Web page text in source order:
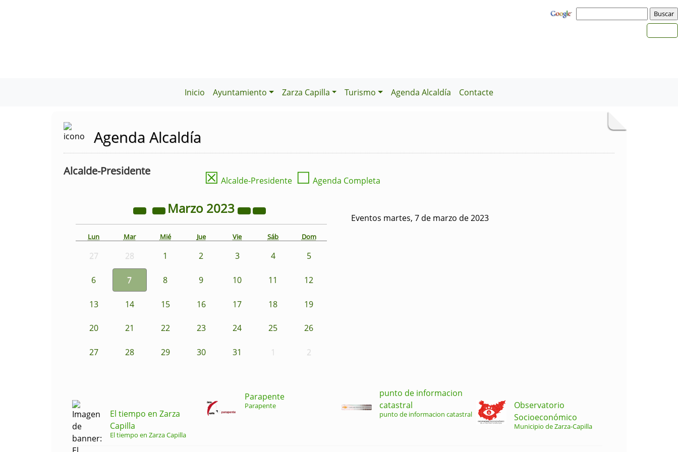
Inicio Ayuntamiento Zarza Capilla Turismo Agenda Alcaldía Contacte
Agenda Alcaldía
Alcalde-Presidente ☒ Alcalde-Presidente ☐ Agenda Completa
Marzo 2023
Lun Mar Mié Jue Vie Sáb Dom
27 28 1 2 3 4 5
6 7 8 9 10 11 12
13 14 15 16 17 18 19
20 21 22 23 24 25 26
27 28 29 30 31 1 2
Eventos martes, 7 de marzo de 2023
El tiempo en Zarza
Capilla
El tiempo en Zarza Capilla
Parapente
Parapente
punto de informacion
catastral
punto de informacion catastral
Observatorio
Socioeconómico
Municipio de Zarza-Capilla